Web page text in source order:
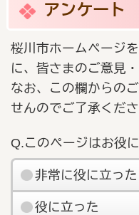
アンケート
桜川市ホームページ
に、皆さまのご意見
なお、この欄からの
せんのでご了承くださ
Q.このページはお役
非常に役に立った
役に立った